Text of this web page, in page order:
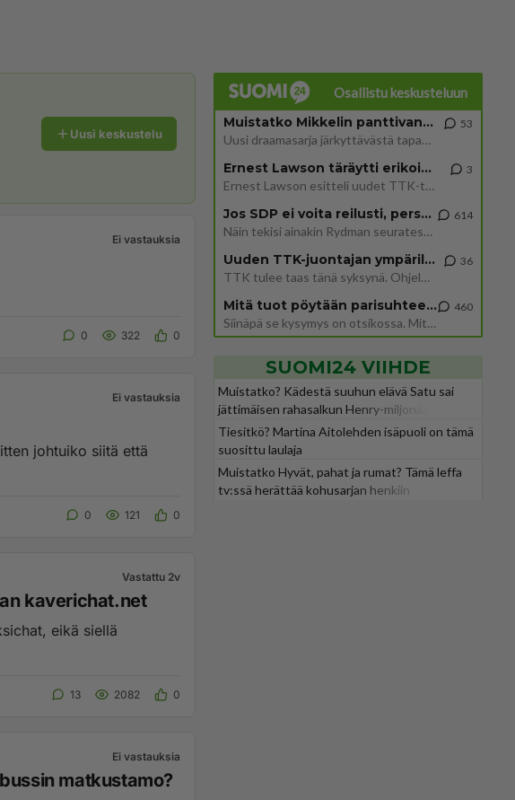
Uusi keskustelu
Ei vastauksia
0 322 0
Ei vastauksia
johtuiko siitä että
0 121 0
Vastattu 2v
kaverichat.net
eikä siellä
13 2082 0
Ei vastauksia
matkustamo?
Osallistu keskusteluun
Muistatko Mikkelin panttivankidraaman?
Uusi draamasarja järkyttävästä tapauksesta on tulossa. Tositapahtumiin perustuva sarja ammentaa vuoden 1986 Mikkelin pan
53
Ernest Lawson täräytti erikoisen heiton TTK-lehdistötilaisuudessa: " Onko tässä tarkoituksena...?"
Ernest Lawson esitteli uudet TTK-tähtioppilaat ja opettajat torstaina 6.8. lehdistölle. Tulevalla kaudella on yksi hausk
3
Jos SDP ei voita reilusti, persut kumoavat demokratian Suomesta
Näin tekisi ainakin Rydman seuratessaan idolinsa Trumpin mallia https://www.is.fi/politiikka/art-2000012187244.html
614
Uuden TTK-juontajan ympärillä epätietoisuus sakenee - Nyt MTV hämmentää soppaa
TTK tulee taas tänä syksynä. Ohjelman uudet tähtioppilaat julkistetaan torstaina 6. elokuuta klo 14 alkavassa lehdistö
36
Mitä tuot pöytään parisuhteessa?
Siinäpä se kysymys on otsikossa. Mitäpä siis tuot/toisit pöytään parisuhteessa? Oletko mies vai nainen? Koetko sen mitä
460
SUOMI24 VIIHDE
Muistatko? Kädestä suuhun elävä Satu sai
jättimäisen rahasalkun Henry-miljonääriltä
Tiesitkö? Martina Aitolehden isäpuoli on tämä
suosittu laulaja
Muistatko Hyvät, pahat ja rumat? Tämä leffa
tv:ssä herättää kohusarjan henkiin